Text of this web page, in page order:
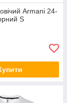
Armani 24-
S